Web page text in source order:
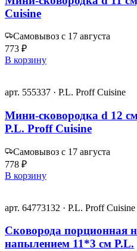
Cuisine
Самовывоз с 17 августа
773 ₽
В корзину
арт. 555337 · P.L. Proff Cuisine
Мини-сковородка d 12
P.L. Proff Cuisine
Самовывоз с 17 августа
778 ₽
В корзину
арт. 64773132 · P.L. Proff Cuisine
Сковорода порционная
напылением 11*3 см P.L.